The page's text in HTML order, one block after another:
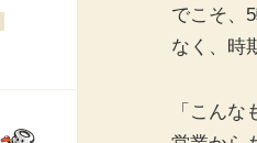
でこそ、
なく、時
「こん